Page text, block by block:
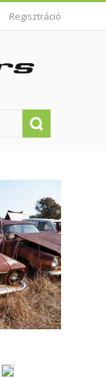
Regisztráció